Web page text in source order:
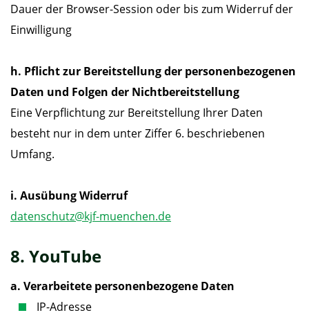
Dauer der Browser-Session oder bis zum Widerruf der
Einwilligung
h. Pflicht zur Bereitstellung der personenbezogenen
Daten und Folgen der Nichtbereitstellung
Eine Verpflichtung zur Bereitstellung Ihrer Daten
besteht nur in dem unter Ziffer 6. beschriebenen
Umfang.
i. Ausübung Widerruf
datenschutz@kjf-muenchen.de
8. YouTube
a. Verarbeitete personenbezogene Daten
IP-Adresse